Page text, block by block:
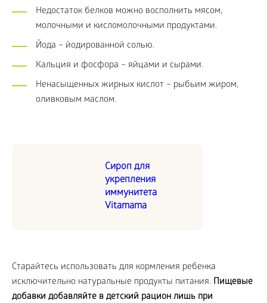
Недостаток белков можно восполнить мясом,
молочными и кисломолочными продуктами.
Йода – йодированной солью.
Кальция и фосфора – яйцами и сырами.
Ненасыщенных жирных кислот – рыбьим жиром,
оливковым маслом.
Сироп для
укрепления
иммунитета
Vitamama
Старайтесь использовать для кормления ребенка
исключительно натуральные продукты питания. Пищевые
добавки добавляйте в детский рацион лишь при